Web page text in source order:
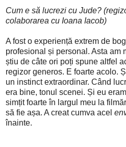
Cum e să lucrezi cu Jude?
colaborarea cu Ioana Iacob)
A fost o experiență extrem de
profesional și personal. Asta am
știu de câte ori poți spune altfel
regizor generos. E foarte acolo.
un instinct extraordinar. Când
era bine, tonul scenei. Și eu
simțit foarte în largul meu la
să fie așa. A creat cumva acel
înainte.